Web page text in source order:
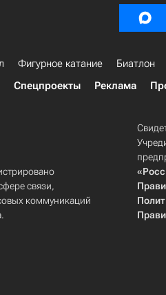
Фигурное катание Биатлон
Спецпроекты
Реклама
связи,
коммуникаций